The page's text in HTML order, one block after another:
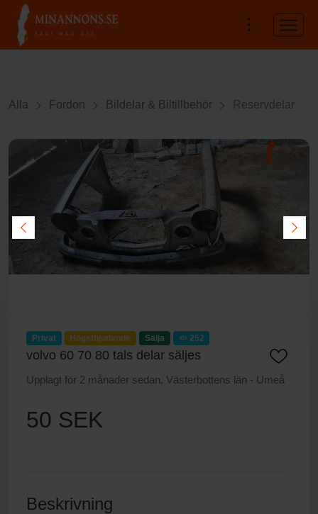
Alla Fordon Bildelar & Biltillbehör Reservdelar
Privat Högstbjudande Sälja 252
volvo 60 70 80 tals delar säljes
Upplagt för 2 månader sedan, Västerbottens län - Umeå
50 SEK
Beskrivning